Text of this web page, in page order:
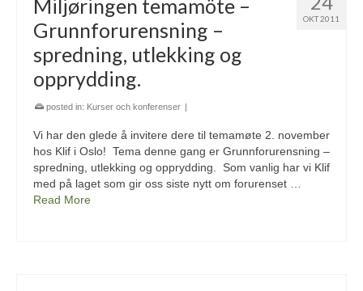
OKT 2011
Miljøringen temamöte –
Grunnforurensning –
spredning, utlekking og
opprydding.
posted in: Kurser och konferenser |
Vi har den glede å invitere dere til temamøte 2. november
hos Klif i Oslo! Tema denne gang er Grunnforurensning –
spredning, utlekking og opprydding. Som vanlig har vi Klif
med på laget som gir oss siste nytt om forurenset …
Read More